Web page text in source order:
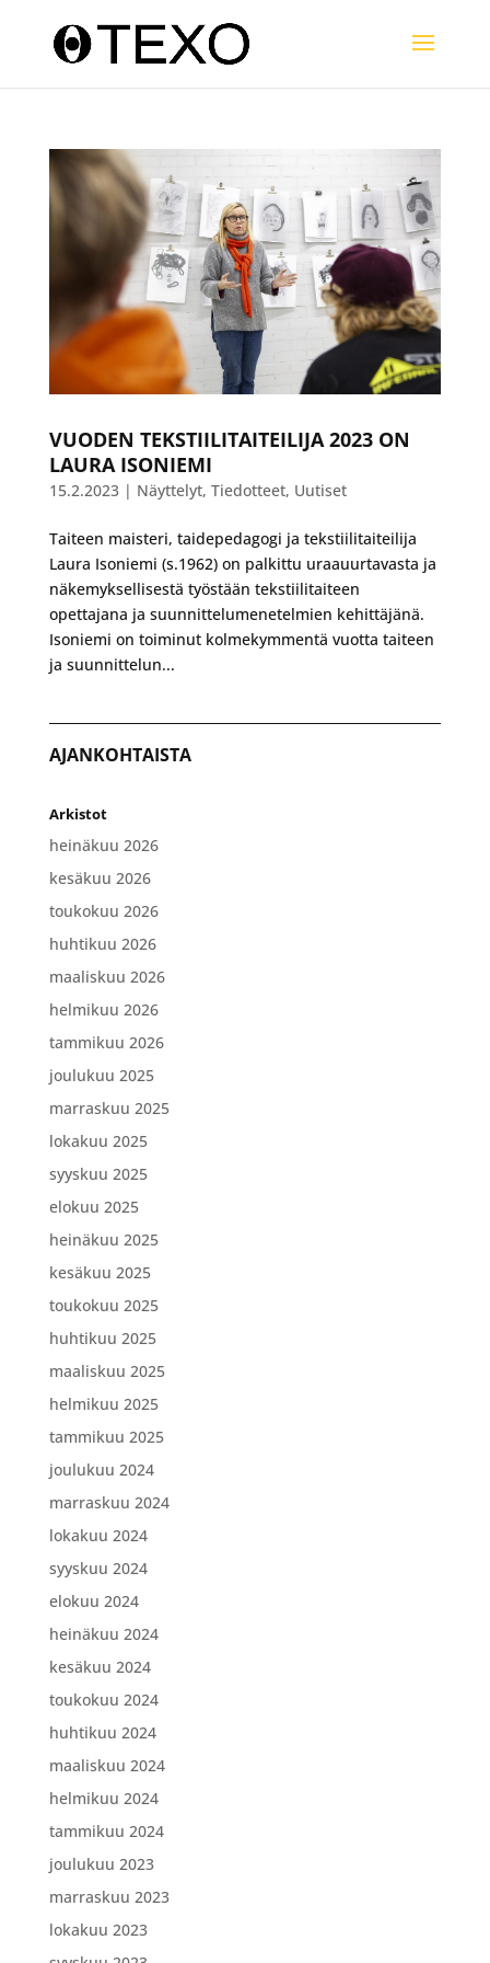
VUODEN TEKSTIILITAITEILIJA 2023 ON
LAURA ISONIEMI
15.2.2023| Näyttelyt, Tiedotteet, Uutiset
Taiteen maisteri, taidepedagogi ja tekstiilitaiteilija
Laura Isoniemi (s.1962) on palkittu uraauurtavasta ja
näkemyksellisestä työstään tekstiilitaiteen
opettajana ja suunnittelumenetelmien kehittäjänä.
Isoniemi on toiminut kolmekymmentä vuotta taiteen
ja suunnittelun...
AJANKOHTAISTA
Arkistot
heinäkuu 2026
kesäkuu 2026
toukokuu 2026
huhtikuu 2026
maaliskuu 2026
helmikuu 2026
tammikuu 2026
joulukuu 2025
marraskuu 2025
lokakuu 2025
syyskuu 2025
elokuu 2025
heinäkuu 2025
kesäkuu 2025
toukokuu 2025
huhtikuu 2025
maaliskuu 2025
helmikuu 2025
tammikuu 2025
joulukuu 2024
marraskuu 2024
lokakuu 2024
syyskuu 2024
elokuu 2024
heinäkuu 2024
kesäkuu 2024
toukokuu 2024
huhtikuu 2024
maaliskuu 2024
helmikuu 2024
tammikuu 2024
joulukuu 2023
marraskuu 2023
lokakuu 2023